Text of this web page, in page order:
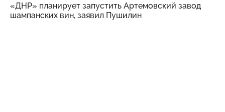
«ДНР» планирует запустить Артемовский завод
шампанских вин, заявил Пушилин